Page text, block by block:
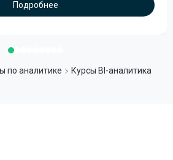
Подробнее
по аналитике
Курсы BI-аналитика